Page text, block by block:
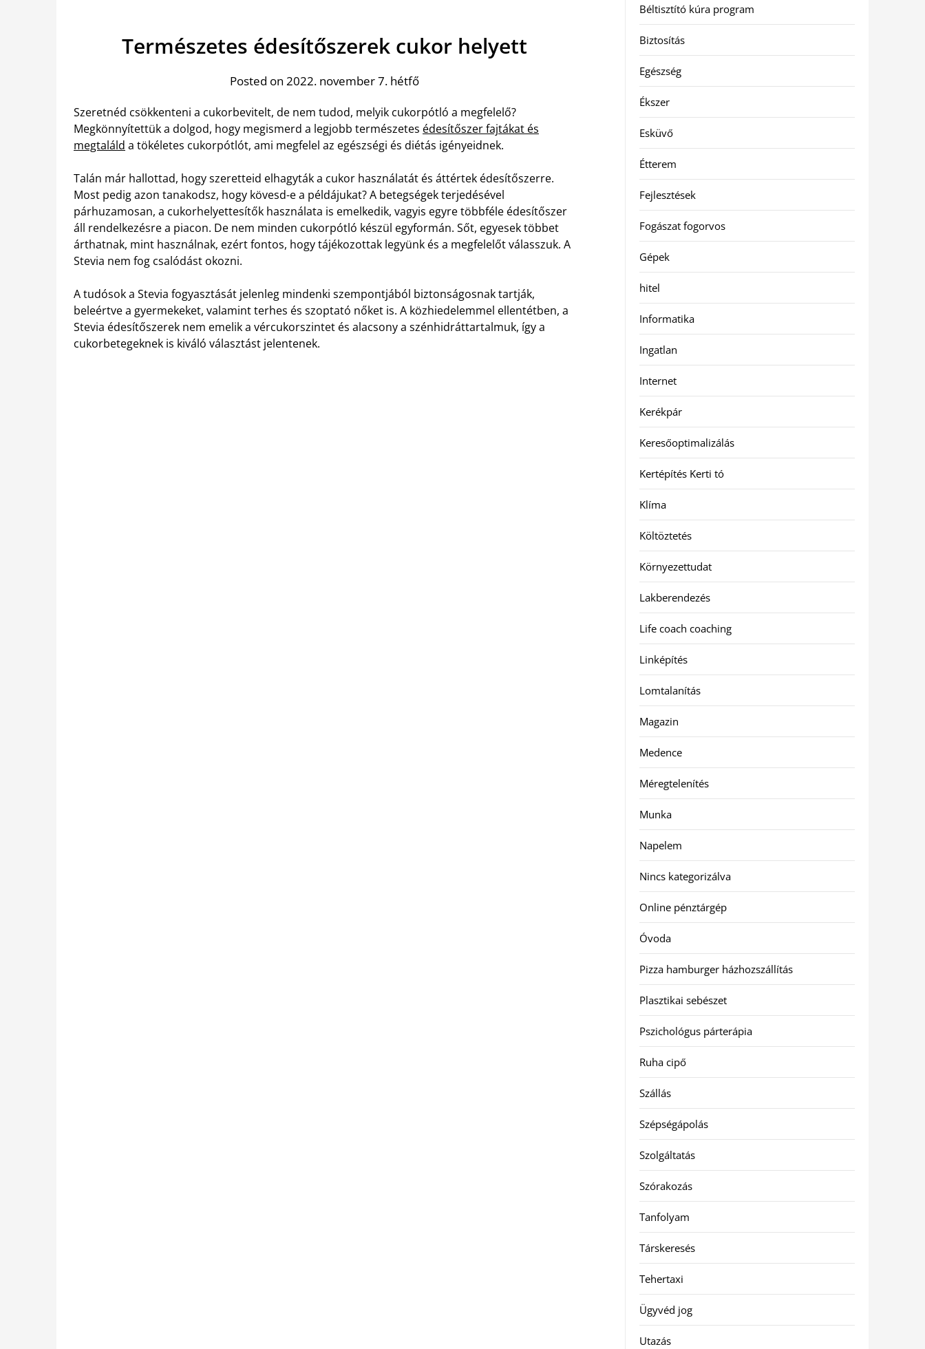
Természetes édesítőszerek cukor helyett
Posted on 2022. november 7. hétfő
Szeretnéd csökkenteni a cukorbevitelt, de nem tudod, melyik cukorpótló a megfelelő?
Megkönnyítettük a dolgod, hogy megismerd a legjobb természetes édesítőszer fajtákat és
megtaláld a tökéletes cukorpótlót, ami megfelel az egészségi és diétás igényeidnek.
Talán már hallottad, hogy szeretteid elhagyták a cukor használatát és áttértek édesítőszerre.
Most pedig azon tanakodsz, hogy kövesd-e a példájukat? A betegségek terjedésével
párhuzamosan, a cukorhelyettesítők használata is emelkedik, vagyis egyre többféle édesítőszer
áll rendelkezésre a piacon. De nem minden cukorpótló készül egyformán. Sőt, egyesek többet
árthatnak, mint használnak, ezért fontos, hogy tájékozottak legyünk és a megfelelőt válasszuk. A
Stevia nem fog csalódást okozni.
A tudósok a Stevia fogyasztását jelenleg mindenki szempontjából biztonságosnak tartják,
beleértve a gyermekeket, valamint terhes és szoptató nőket is. A közhiedelemmel ellentétben, a
Stevia édesítőszerek nem emelik a vércukorszintet és alacsony a szénhidráttartalmuk, így a
cukorbetegeknek is kiváló választást jelentenek.
Béltisztító kúra program
Biztosítás
Egészség
Ékszer
Esküvő
Étterem
Fejlesztések
Fogászat fogorvos
Gépek
hitel
Informatika
Ingatlan
Internet
Kerékpár
Keresőoptimalizálás
Kertépítés Kerti tó
Klíma
Költöztetés
Környezettudat
Lakberendezés
Life coach coaching
Linképítés
Lomtalanítás
Magazin
Medence
Méregtelenítés
Munka
Napelem
Nincs kategorizálva
Online pénztárgép
Óvoda
Pizza hamburger házhozszállítás
Plasztikai sebészet
Pszichológus párterápia
Ruha cipő
Szállás
Szépségápolás
Szolgáltatás
Szórakozás
Tanfolyam
Társkeresés
Tehertaxi
Ügyvéd jog
Utazás